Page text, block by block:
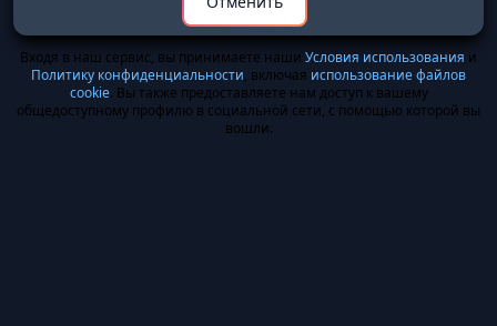
Входя в наш сервис, вы принимаете наши Условия использования и
Политику конфиденциальности, включая использование файлов
cookie. Вы также предоставляете нам доступ к вашему
общедоступному профилю в социальной сети, с помощью которой вы
вошли.